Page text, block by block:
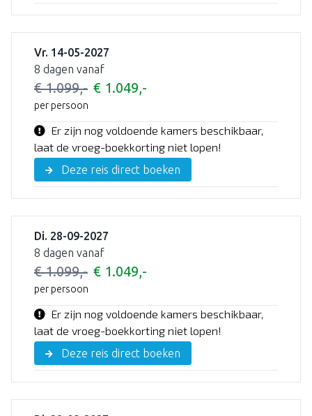
Vr. 14-05-2027
8 dagen vanaf
€ 1.099,- € 1.049,-
per persoon
Er zijn nog voldoende kamers beschikbaar,
laat de vroeg-boekkorting niet lopen!
Deze reis direct boeken
Di. 28-09-2027
8 dagen vanaf
€ 1.099,- € 1.049,-
per persoon
Er zijn nog voldoende kamers beschikbaar,
laat de vroeg-boekkorting niet lopen!
Deze reis direct boeken